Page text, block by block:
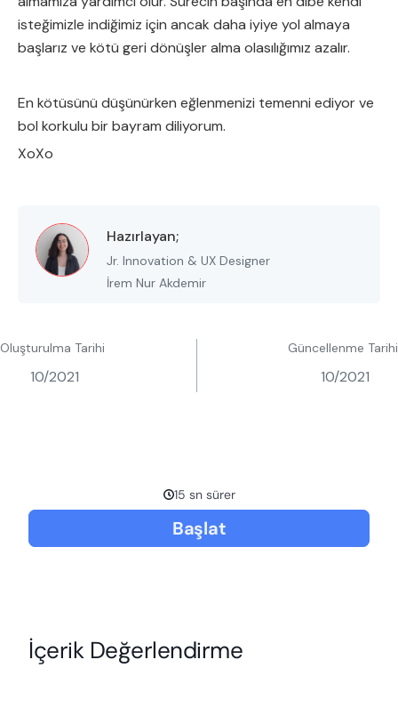
isteğimizle indiğimiz için ancak daha iyiye yol almaya
başlarız ve kötü geri dönüşler alma olasılığımız azalır.
En kötüsünü düşünürken eğlenmenizi temenni ediyor ve
bol korkulu bir bayram diliyorum.
XoXo
Hazırlayan;
Jr. Innovation & UX Designer
İrem Nur Akdemir
Oluşturulma Tarihi
10/2021
Güncellenme Tarihi
10/2021